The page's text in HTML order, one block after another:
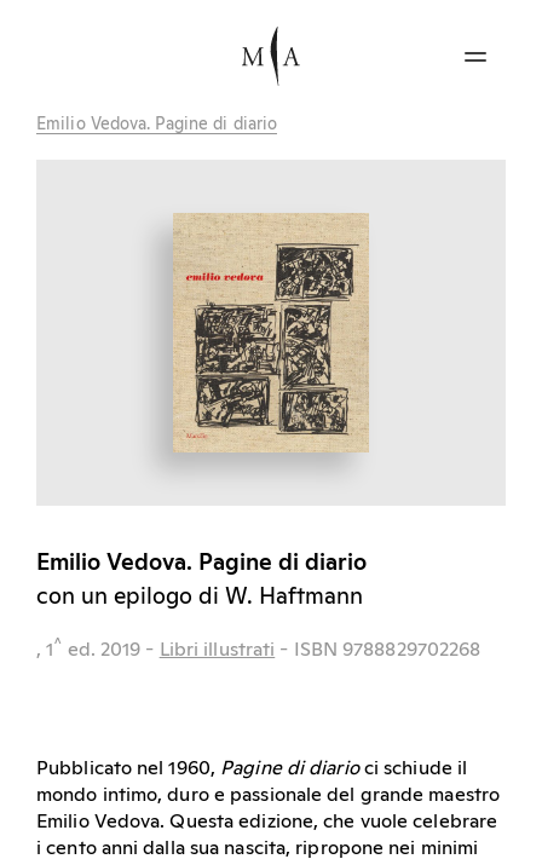
Emilio Vedova. Pagine di diario
Emilio Vedova. Pagine di diario
con un epilogo di W. Haftmann
, 1^ ed. 2019 - Libri illustrati - ISBN 9788829702268
Pubblicato nel 1960, Pagine di diarioci schiude il
mondo intimo, duro e passionale del grande maestro
Emilio Vedova. Questa edizione, che vuole celebrare
i cento anni dalla sua nascita, ripropone nei minimi